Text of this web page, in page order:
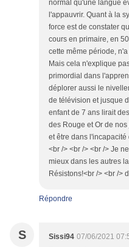
normal qu'une langue
l'appauvrir. Quant à la
force est de constater
cours en primaire, en
cette même période,
Mais cela n'explique
primordial dans
déplorer aussi le
de télévision et jusque
enfant de 7 ans lirait
des Rouge et Or de
et être dans
<br /> <br /> <br /> Je
mieux dans les autres
Résistons!<br /> <br />
Répondre
S Sissi94 07/06/2021